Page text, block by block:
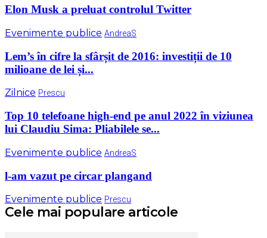
Elon Musk a preluat controlul Twitter
Evenimente publice AndreaS
Lem’s în cifre la sfârșit de 2016: investiții de 10
milioane de lei și...
Zilnice Prescu
Top 10 telefoane high-end pe anul 2022 în viziunea
lui Claudiu Sima: Pliabilele se...
Evenimente publice AndreaS
l-am vazut pe circar plangand
Evenimente publice Prescu
Cele mai populare articole